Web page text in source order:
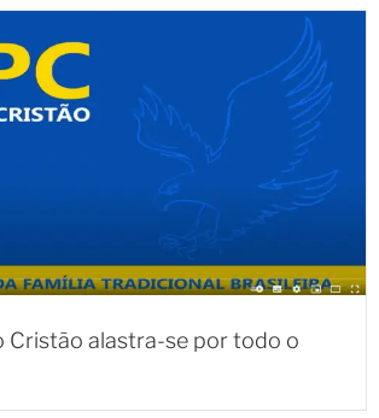
Cristão alastra-se por todo o